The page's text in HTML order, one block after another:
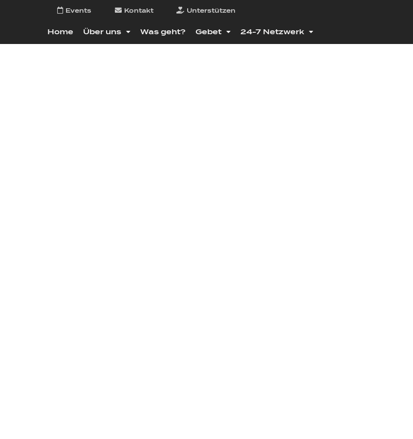
Events Kontakt Unterstützen
Home Über uns Was geht? Gebet 24-7 Netzwerk